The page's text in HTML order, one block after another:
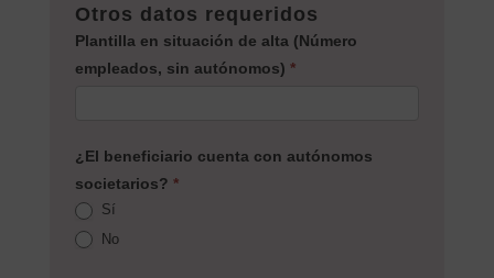
Otros datos requeridos
Plantilla en situación de alta (Número
empleados, sin autónomos) *
¿El beneficiario cuenta con autónomos
societarios? *
Sí
No